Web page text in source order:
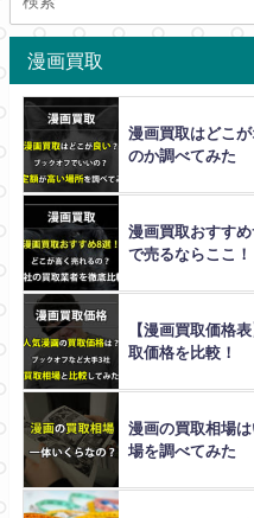
漫画買取
漫画買取はどこ
のか調べてみた
漫画買取おすす
で売るならここ！
【漫画買取価格
取価格を比較！
漫画の買取相場
場を調べてみた